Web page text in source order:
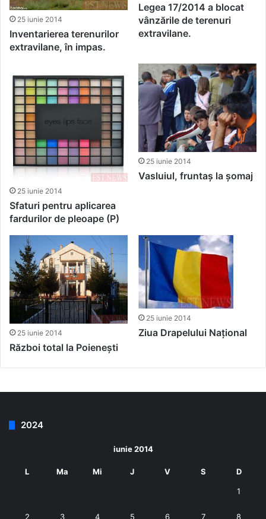
25 iunie 2014
Inventarierea terenurilor
extravilane, în impas.
Legea 17/2014 a blocat
vânzările de terenuri
extravilane.
25 iunie 2014
Sfaturi pentru aplicarea
fardurilor de pleoape (P)
25 iunie 2014
Vasluiul, fruntaș la șomaj
25 iunie 2014
Război total la Poienești
25 iunie 2014
Ziua Drapelului Național
2024
iunie 2014
L Ma Mi J V S D
1
2 3 4 5 6 7 8